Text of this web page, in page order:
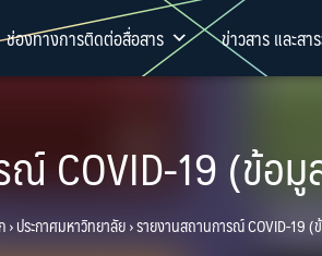
ช่องทางการติดต่อสื่อสาร ข่าวสาร และสา
ณ์ COVID-19 (ข้อ
›ประกาศมหาวิทยาลัย›รายงานสถานการณ์ COVID-19